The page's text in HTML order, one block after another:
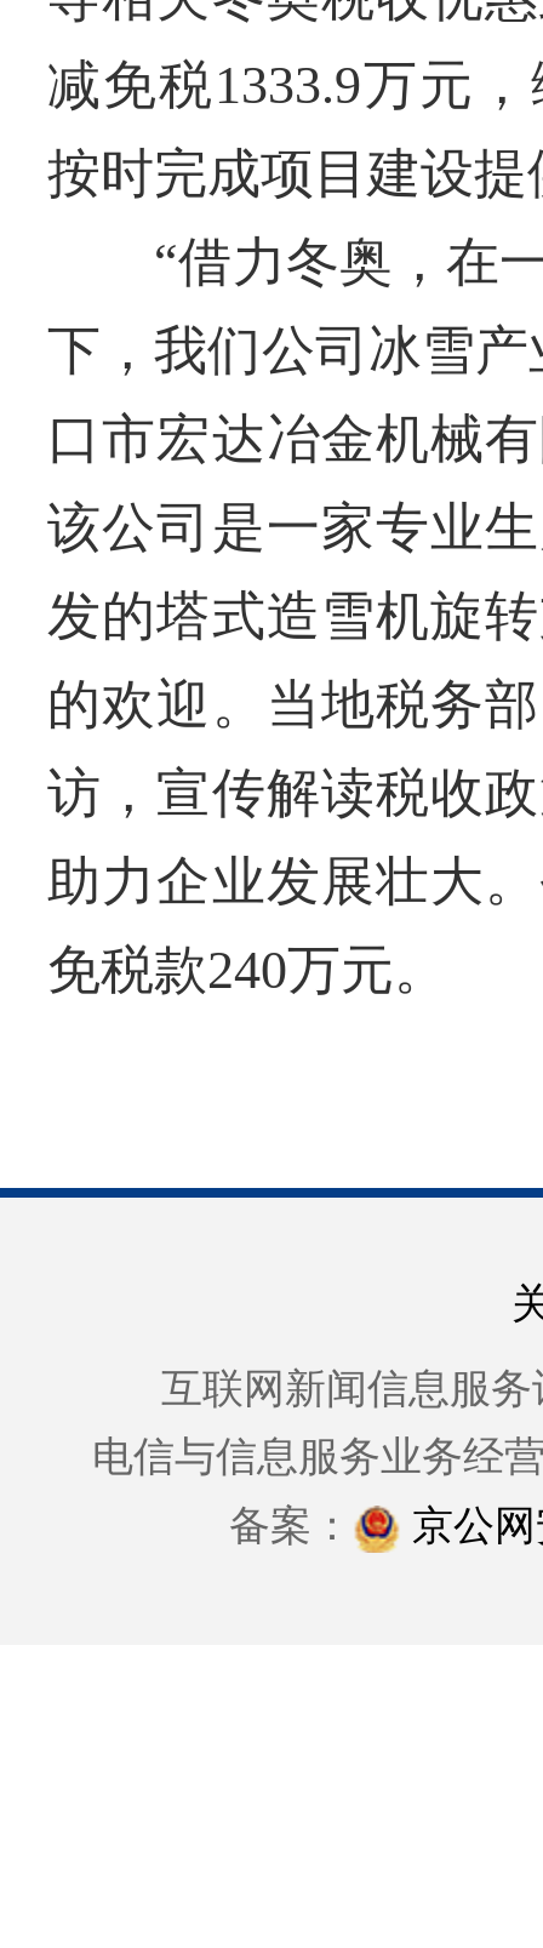
减免税1333.9万元
按时完成项目建设提
“借力冬奥，在一
下，我们公司冰雪
口市宏达冶金机械
该公司是一家专业
发的塔式造雪机旋
的欢迎。当地税务
访，宣传解读税收
助力企业发展壮大
免税款240万元。
互联网新闻信息服务
电信与信息服务业务经
备案：
京公网